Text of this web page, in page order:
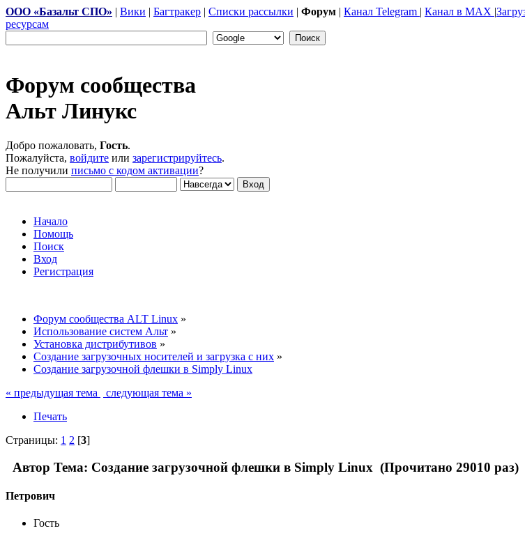
ООО «Базальт СПО» | Вики | Багтракер | Списки рассылки | Форум | Канал Telegram | Канал в MAX |
ресурсам
Форум сообщества
Альт Линукс
Добро пожаловать, Гость.
Пожалуйста, войдите или зарегистрируйтесь.
Не получили письмо с кодом активации?
Начало
Помощь
Поиск
Вход
Регистрация
Форум сообщества ALT Linux »
Использование систем Альт »
Установка дистрибутивов »
Создание загрузочных носителей и загрузка с них »
Создание загрузочной флешки в Simply Linux
« предыдущая тема
следующая тема »
Печать
Страницы: 1 2 [3]
Автор Тема: Создание загрузочной флешки в Simply Linux (Прочитано 29010 раз)
Петрович
Гость